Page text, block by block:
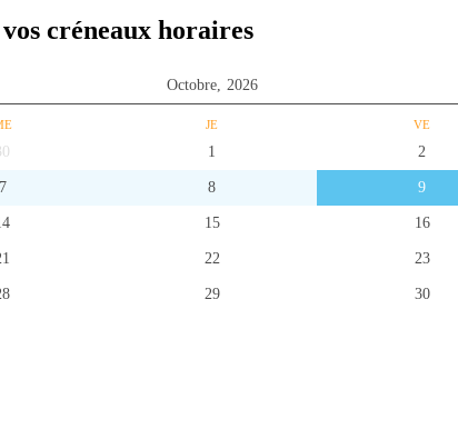
créneaux horaires
Octobre, 2026
JE VE
1 2
7 8 9
15 16
22 23
29 30